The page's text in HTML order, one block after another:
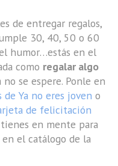
de entregar regalos,
30, 40, 50 o 60
humor…estás en el
como regalar algo
se espere. Ponle en
Ya no eres joven o
de felicitación
en mente para
el catálogo de la